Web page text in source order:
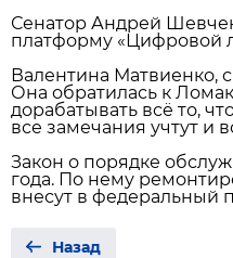
Сенатор Андрей
платформу «Цифровой
Валентина Матвиенко,
Она обратилась к
дорабатывать всё то,
все замечания учтут и
Закон о порядке
года. По нему
внесут в федеральный
Назад